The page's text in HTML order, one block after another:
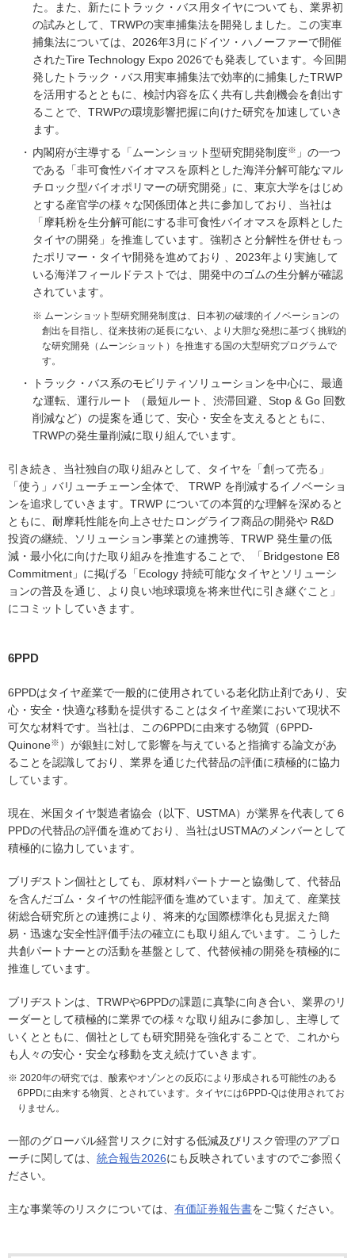
た。また、新たにトラック・バス用タイヤについても、業界初
の試みとして、TRWPの実車捕集法を開発しました。この実車
捕集法については、2026年3月にドイツ・ハノーファーで開催
されたTire Technology Expo 2026でも発表しています。今回開
発したトラック・バス用実車捕集法で効率的に捕集したTRWP
を活用するとともに、検討内容を広く共有し共創機会を創出す
ることで、TRWPの環境影響把握に向けた研究を加速していき
ます。
内閣府が主導する「ムーンショット型研究開発制度※ 」の一つ
である「非可食性バイオマスを原料とした海洋分解可能なマル
チロック型バイオポリマーの研究開発」に、東京大学をはじめ
とする産官学の様々な関係団体と共に参加しており、当社は
「摩耗粉を生分解可能にする非可食性バイオマスを原料とした
タイヤの開発」を推進しています。強靭さと分解性を併せもっ
たポリマー・タイヤ開発を進めており 、2023年より実施して
いる海洋フィールドテストでは、開発中のゴムの生分解が確認
されています。
※ ムーンショット型研究開発制度は、日本初の破壊的イノベーションの
創出を目指し、従来技術の延長にない、より大胆な発想に基づく挑戦的
な研究開発（ムーンショット）を推進する国の大型研究プログラムで
す。
トラック・バス系のモビリティソリューションを中心に、最適
な運転、運行ルート （最短ルート、渋滞回避、Stop & Go 回数
削減など）の提案を通じて、安心・安全を支えるとともに、
TRWPの発生量削減に取り組んでいます。
引き続き、当社独自の取り組みとして、タイヤを「創って売る」
「使う」バリューチェーン全体で、 TRWP を削減するイノベーショ
ンを追求していきます。TRWP についての本質的な理解を深めると
ともに、耐摩耗性能を向上させたロングライフ商品の開発や R&D
投資の継続、ソリューション事業との連携等、TRWP 発生量の低
減・最小化に向けた取り組みを推進することで、「Bridgestone E8
Commitment」に掲げる「Ecology 持続可能なタイヤとソリューシ
ョンの普及を通じ、より良い地球環境を将来世代に引き継ぐこと」
にコミットしていきます。
6PPD
6PPDはタイヤ産業で一般的に使用されている老化防止剤であり、安
心・安全・快適な移動を提供することはタイヤ産業において現状不
可欠な材料です。当社は、この6PPDに由来する物質（6PPD-
Quinone※ ）が銀鮭に対して影響を与えていると指摘する論文があ
ることを認識しており、業界を通じた代替品の評価に積極的に協力
しています。
現在、米国タイヤ製造者協会（以下、USTMA）が業界を代表して６
PPDの代替品の評価を進めており、当社はUSTMAのメンバーとして
積極的に協力しています。
ブリヂストン個社としても、原材料パートナーと協働して、代替品
を含んだゴム・タイヤの性能評価を進めています。加えて、産業技
術総合研究所との連携により、将来的な国際標準化も見据えた簡
易・迅速な安全性評価手法の確立にも取り組んでいます。こうした
共創パートナーとの活動を基盤として、代替候補の開発を積極的に
推進しています。
ブリヂストンは、TRWPや6PPDの課題に真摯に向き合い、業界のリ
ーダーとして積極的に業界での様々な取り組みに参加し、主導して
いくとともに、個社としても研究開発を強化することで、これから
も人々の安心・安全な移動を支え続けていきます。
※ 2020年の研究では、酸素やオゾンとの反応により形成される可能性のある
6PPDに由来する物質、とされています。タイヤには6PPD-Qは使用されてお
りません。
一部のグローバル経営リスクに対する低減及びリスク管理のアプロ
ーチに関しては、 統合報告2026にも反映されていますのでご参照く
ださい。
主な事業等のリスクについては、 有価証券報告書をご覧ください。